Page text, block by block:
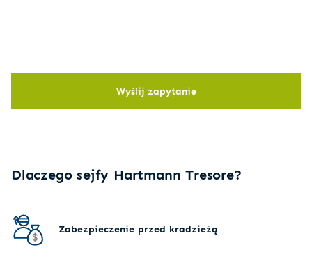
Wyślij zapytanie
Dlaczego sejfy Hartmann Tresore?
Zabezpieczenie przed kradzieżą